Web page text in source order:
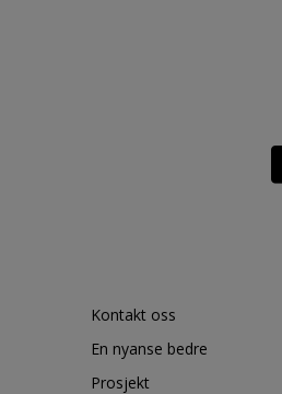
Kontakt oss
En nyanse bedre
Prosjekt